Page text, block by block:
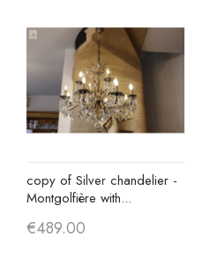
copy of Silver chandelier -
Montgolfière with...
€489.00